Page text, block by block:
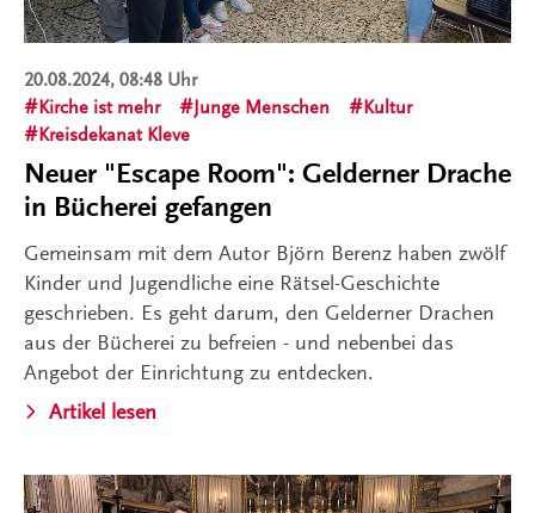
20.08.2024, 08:48 Uhr
Kirche ist mehr
Junge Menschen
Kultur
Kreisdekanat Kleve
Neuer "Escape Room": Gelderner Drache
in Bücherei gefangen
Gemeinsam mit dem Autor Björn Berenz haben zwölf
Kinder und Jugendliche eine Rätsel-Geschichte
geschrieben. Es geht darum, den Gelderner Drachen
aus der Bücherei zu befreien - und nebenbei das
Angebot der Einrichtung zu entdecken.
Artikel lesen